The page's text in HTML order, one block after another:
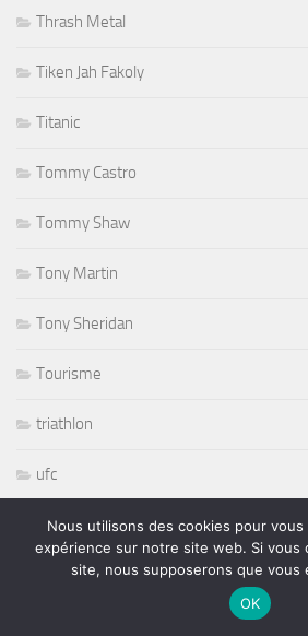
Thrash Metal
Tiken Jah Fakoly
Titanic
Tommy Castro
Tommy Shaw
Tony Martin
Tony Sheridan
Tourisme
triathlon
ufc
Variété
volley ball
Nous utilisons des cookies pour vous
expérience sur notre site web. Si vous
site, nous supposerons que vous
OK